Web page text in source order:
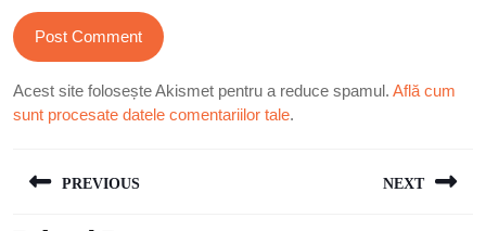
Acest site folosește Akismet pentru a reduce spamul. Află cum
sunt procesate datele comentariilor tale.
în
articole
PREVIOUS NEXT